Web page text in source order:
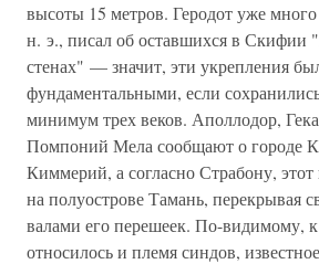
высоты 15 метров. Геродот уже
н. э., писал об оставшихся в Скифии
стенах" — значит, эти укрепления
фундаментальными, если
минимум трех веков. Аполлодор,
Помпоний Мела сообщают о городе
Киммерий, а согласно Страбону, этот
на полуострове Тамань, перекрывая
валами его перешеек. По-видимому,
относилось и племя синдов,